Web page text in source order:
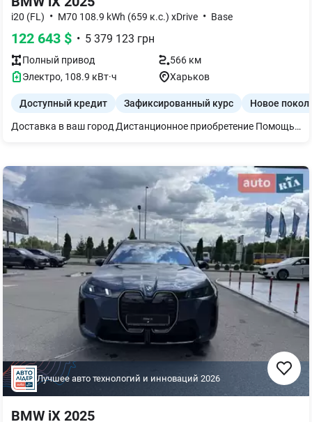
i20 (FL) • M70 108.9 kWh (659 к.с.) xDrive • Base
122 643 $ • 5 379 123 грн
Полный привод
566 км
Электро, 108.9 кВт·ч Харьков
Доступный кредит Зафиксированный курс Новое
Доставка в ваш город Дистанционное приобретение Помощь с фин мониторингом Финансирование-кредит, лизинг Программа Trade in-обмен на ваш авто Индикатор давления в шинах Комплект для ремонта шин Система комфортного доступа Климатически комфортное ветровое склонение Солнцезащитное остекление Пакет подвигания Зарядное устройство для быстрой зарядки переменного тока (AC) Активная система помощи при парковке `Parking Assistant Plus` Teleservices Юридический экстренный вызов ConnectedDrive Services Пакет Connected неограниченный Беспроводная зарядка с охлаждением устройства Персональная e-SIM Гарантия 3 года или 200 000 км Меню на украинском языке Руководство пользователя на украинском языке Активная защита пешеходов
Лучшее авто технологий и инноваций 2026
BMW iX 2025